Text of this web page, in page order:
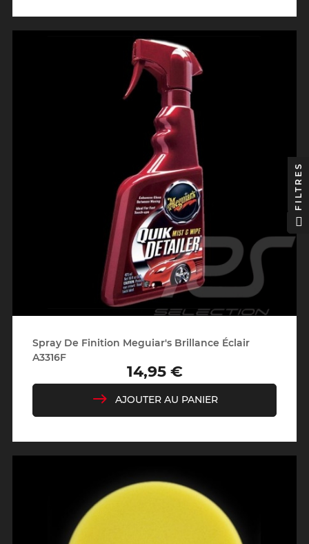
Spray De Finition Meguiar's Brillance Éclair
A3316F
Prix
14,95 €
AJOUTER AU PANIER
FILTRES